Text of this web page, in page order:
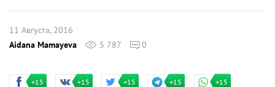
11 Августа, 2016
Aidana Mamayeva
5 787 0
+15 +15 +15 +15 +15